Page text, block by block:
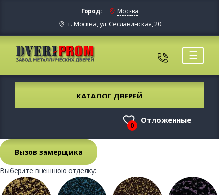
Город: Москва
г. Москва, ул. Сеславинская, 20
☰
КАТАЛОГ ДВЕРЕЙ
0
Отложенные
Вызов замерщика
Выберите внешнюю отделку: